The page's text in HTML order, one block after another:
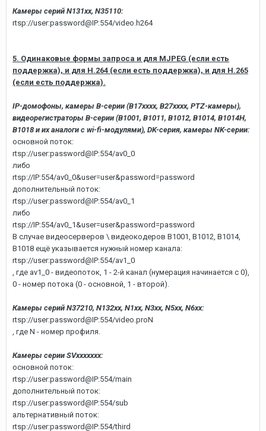
Камеры серий N131xx, N35110:
rtsp://user:password@IP:554/video.h264
5. Одинаковые формы запроса и для MJPEG (если есть
поддержка), и для H.264 (если есть поддержка), и для H.265
(если есть поддержка).
IP-домофоны, камеры B-серии (В17xxхх, В27xxхх, PTZ-камеры),
видеорегистраторы B-серии (B1001, B1011, B1012, B1014, B1014H,
B1018 и их аналоги с wi-fi-модулями), DK-серия, камеры NK-серии:
основной поток:
rtsp://user:password@IP:554/av0_0
либо
rtsp://IP:554/av0_0&user=user&password=password
дополнительный поток:
rtsp://user:password@IP:554/av0_1
либо
rtsp://IP:554/av0_1&user=user&password=password
В случае видеосерверов \ видеокодеров B1001, B1012, B1014,
B1018 ещё указывается нужный номер канала:
rtsp://user:password@IP:554/av1_0
, где av1_0 - видеопоток, 1 - 2-й канал (нумерация начинается с 0),
0 - номер потока (0 - основной, 1 - второй).
Камеры серий N37210, N132xx, N1xx, N3xx, N5xx, N6xx:
rtsp://user:password@IP:554/video.proN
, где N - номер профиля.
Камеры серии SVxxxxxxx:
основной поток:
rtsp://user:password@IP:554/main
дополнительный поток:
rtsp://user:password@IP:554/sub
альтернативный поток:
rtsp://user:password@IP:554/third